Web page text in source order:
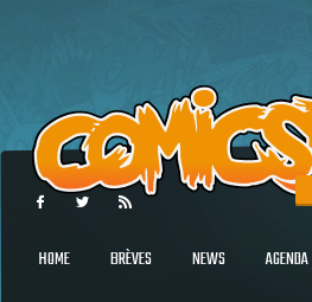
HOME BRÈVES NEWS AGENDA